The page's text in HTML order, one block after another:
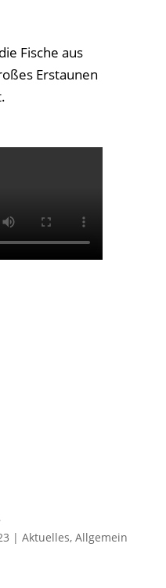
Fische aus
Erstaunen
| Aktuelles, Allgemein